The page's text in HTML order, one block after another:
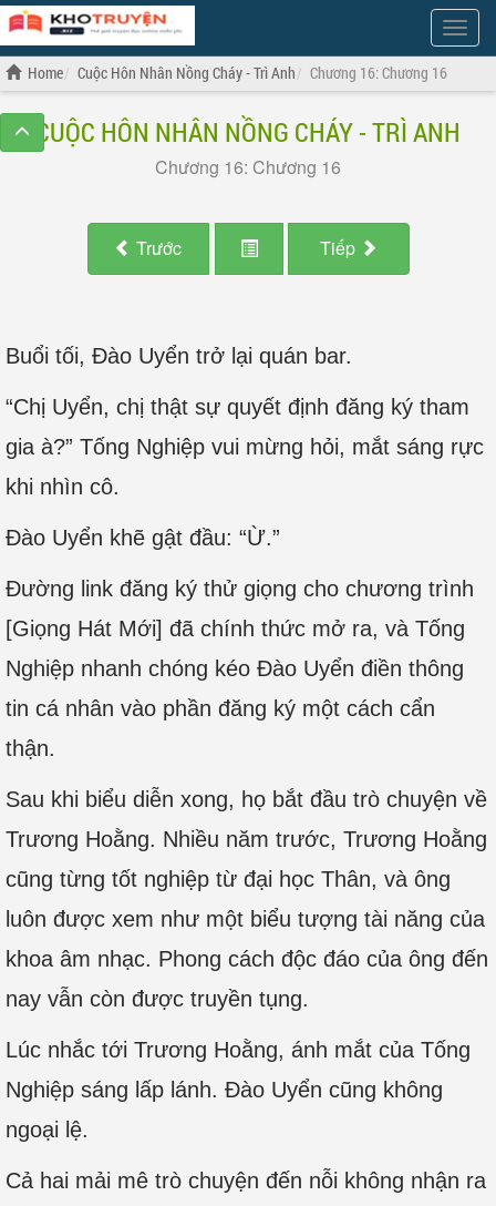
Show
Menu
Home Cuộc Hôn Nhân Nồng Cháy - Trì Anh Chương 16: Chương 16
CUỘC HÔN NHÂN NỒNG CHÁY - TRÌ ANH
Chương 16: Chương 16
Trước Tiếp
Buổi tối, Đào Uyển trở lại quán bar.
“Chị Uyển, chị thật sự quyết định đăng ký tham
gia à?” Tống Nghiệp vui mừng hỏi, mắt sáng rực
khi nhìn cô.
Đào Uyển khẽ gật đầu: “Ừ.”
Đường link đăng ký thử giọng cho chương trình
[Giọng Hát Mới] đã chính thức mở ra, và Tống
Nghiệp nhanh chóng kéo Đào Uyển điền thông
tin cá nhân vào phần đăng ký một cách cẩn
thận.
Sau khi biểu diễn xong, họ bắt đầu trò chuyện về
Trương Hoằng. Nhiều năm trước, Trương Hoằng
cũng từng tốt nghiệp từ đại học Thân, và ông
luôn được xem như một biểu tượng tài năng của
khoa âm nhạc. Phong cách độc đáo của ông đến
nay vẫn còn được truyền tụng.
Lúc nhắc tới Trương Hoằng, ánh mắt của Tống
Nghiệp sáng lấp lánh. Đào Uyển cũng không
ngoại lệ.
Cả hai mải mê trò chuyện đến nỗi không nhận ra